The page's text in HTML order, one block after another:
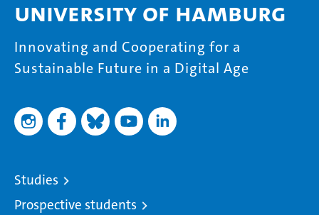
University of Hamburg
Innovating and Cooperating for a
Sustainable Future in a Digital Age
Studies
Prospective students